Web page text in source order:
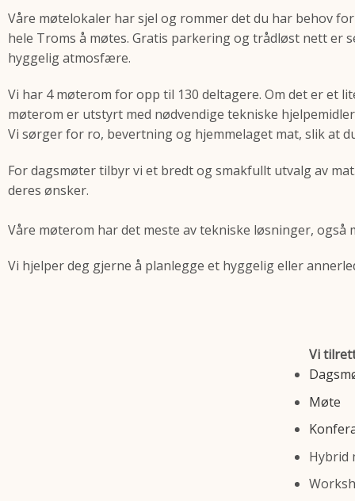
Våre møtelokaler har sjel og rommer det du har behov
hele Troms å møtes. Gratis parkering og trådløst nett er
hyggelig atmosfære.
Vi har 4 møterom for opp til 130 deltagere. Om det er et
møterom er utstyrt med nødvendige tekniske
Vi sørger for ro, bevertning og hjemmelaget mat, slik at
For dagsmøter tilbyr vi et bredt og smakfullt utvalg av
deres ønsker.
Våre møterom har det meste av tekniske løsninger,
Vi hjelper deg gjerne å planlegge et hyggelig eller
Vi
Møte
Hybrid